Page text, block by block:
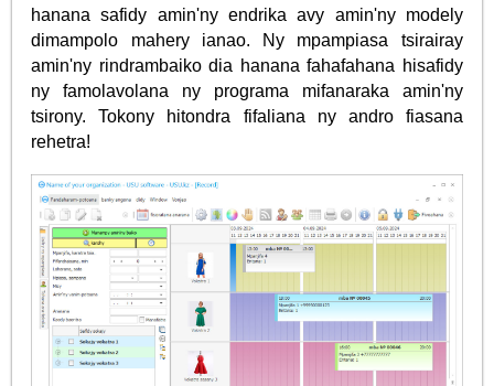
hanana safidy amin'ny endrika avy amin'ny modely
dimampolo mahery ianao. Ny mpampiasa tsirairay
amin'ny rindrambaiko dia hanana fahafahana hisafidy
ny famolavolana ny programa mifanaraka amin'ny
tsirony. Tokony hitondra fifaliana ny andro fiasana
rehetra!